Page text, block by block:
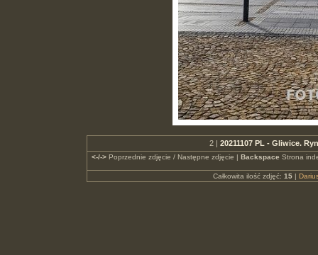
2 | 20211107 PL - Gliwice.
<-/->Poprzednie zdjęcie / Następne zdjęcie | Backspace Strona
Całkowita ilość zdjęć: 15|